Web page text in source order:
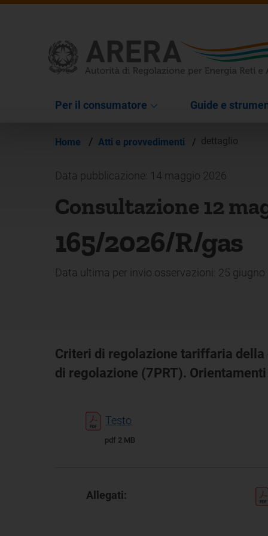
Per il consumatore Guide e
Home / Atti e provvedimenti / dettaglio
Data pubblicazione: 14 maggio 2026
Consultazione 12
165/2026/R/gas
Data ultima per invio osservazioni: 25 giugno
Criteri di regolazione tariffaria
di regolazione (7PRT).
Testo
pdf 2 MB
Allegati: